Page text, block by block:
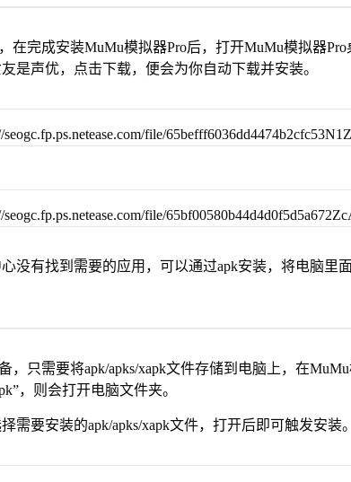
在完成安装MuMu模拟器Pro后，打开MuMu模拟器
是声优，点击下载，便会为你自动下载并安装。
没有找到需要的应用，可以通过apk安装，将电脑里
，只需要将apk/apks/xapk文件存储到电脑上，在
，则会打开电脑文件夹。
需要安装的apk/apks/xapk文件，打开后即可触发安装。